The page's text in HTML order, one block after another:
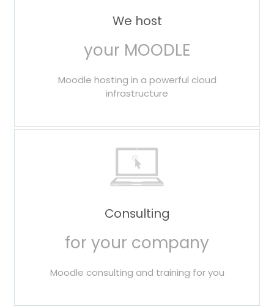
We host
your MOODLE
Moodle hosting in a powerful cloud
infrastructure
Consulting
for your company
Moodle consulting and training for you